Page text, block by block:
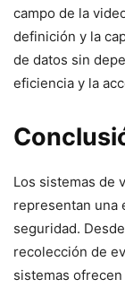
campo de la
definición y la
de datos sin
eficiencia y la
Los sistemas de
representan una
seguridad.
recolección de
sistemas